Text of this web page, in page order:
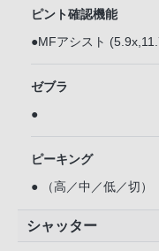
ピント確認機能
●MFアシスト
ゼブラ
●
ピーキング
● （高／中／低／切）
シャッター